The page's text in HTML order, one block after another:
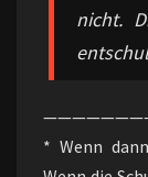
nicht.
* Wenn